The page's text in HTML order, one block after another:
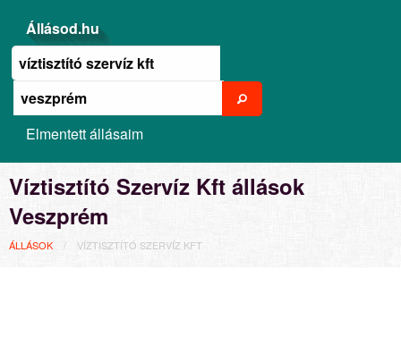
Állásod.hu
Elmentett állásaim
Víztisztító Szervíz Kft állások
Veszprém
ÁLLÁSOK VÍZTISZTÍTÓ SZERVÍZ KFT